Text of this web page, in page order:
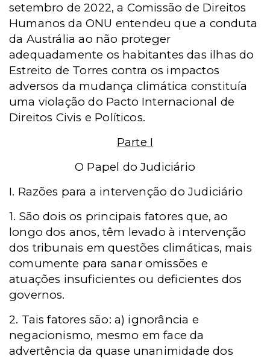
setembro de 2022, a Comissão de Direitos
Humanos da ONU entendeu que a conduta
da Austrália ao não proteger
adequadamente os habitantes das ilhas do
Estreito de Torres contra os impactos
adversos da mudança climática constituía
uma violação do Pacto Internacional de
Direitos Civis e Políticos.
Parte I
O Papel do Judiciário
I. Razões para a intervenção do Judiciário
1. São dois os principais fatores que, ao
longo dos anos, têm levado à intervenção
dos tribunais em questões climáticas, mais
comumente para sanar omissões e
atuações insuficientes ou deficientes dos
governos.
2. Tais fatores são: a) ignorância e
negacionismo, mesmo em face da
advertência da quase unanimidade dos